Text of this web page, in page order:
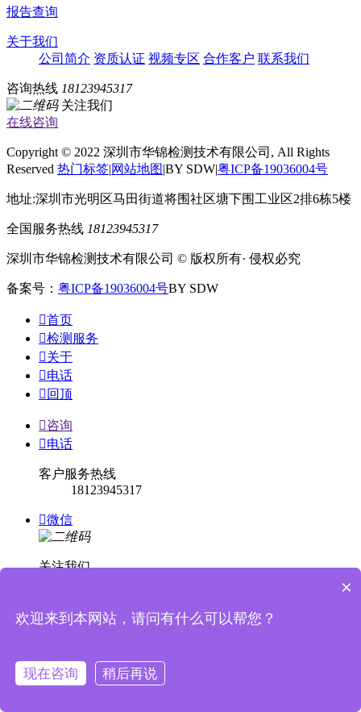
报告查询
关于我们
公司简介 资质认证 视频专区 合作客户 联系我们
咨询热线 18123945317
关注我们
在线咨询
Copyright © 2022 深圳市华锦检测技术有限公司, All Rights
Reserved 热门标签|网站地图|BY SDW|粤ICP备19036004号
地址:深圳市光明区马田街道将围社区塘下围工业区2排6栋5楼
全国服务热线 18123945317
深圳市华锦检测技术有限公司 © 版权所有· 侵权必究
备案号： 粤ICP备19036004号BY SDW
首页
检测服务
关于
电话
 回顶
咨询
电话
客户服务热线
18123945317
微信
关注我们

消息提示
×
欢迎来到本网站，请问有什么可以帮您？
现在咨询 稍后再说